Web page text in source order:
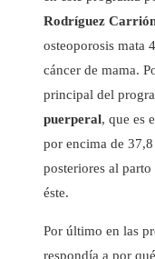
Rodríguez
osteoporosis mata
cáncer de mama.
principal del
puerperal, que es
por encima de 37,8
posteriores al parto
éste.
Por último en las
respondía a por